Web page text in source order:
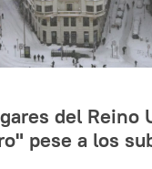
del Reino
pese a los